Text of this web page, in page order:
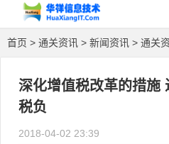
首页 > 通关资讯 > 新闻资讯 > 通关
深化增值税改革的措施
税负
2018-04-02 23:39